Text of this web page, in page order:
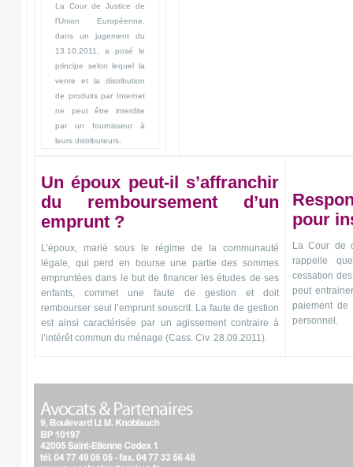
La Cour de Justice de
l’Union Européenne,
dans un jugement du
13.10.2011, a posé le
principe selon lequel la
vente et la distribution
de produits par Internet
ne peut être interdite
par un fournisseur à
leurs distributeurs.
Un époux peut-il s’affranchir
du remboursement d’un
emprunt ?
L’époux, marié sous le régime de la communauté
légale, qui perd en bourse une partie des sommes
empruntées dans le but de financer les études de ses
enfants, commet une faute de gestion et doit
rembourser seul l’emprunt souscrit. La faute de gestion
est ainsi caractérisée par un agissement contraire à
l’intérêt commun du ménage (Cass. Civ. 28.09.2011).
pour
La Cour de
rappelle
cessation
peut
paiement de
personnel.